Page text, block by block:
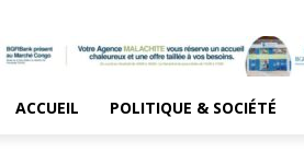
ACCUEIL POLITIQUE & SOCIÉTÉ